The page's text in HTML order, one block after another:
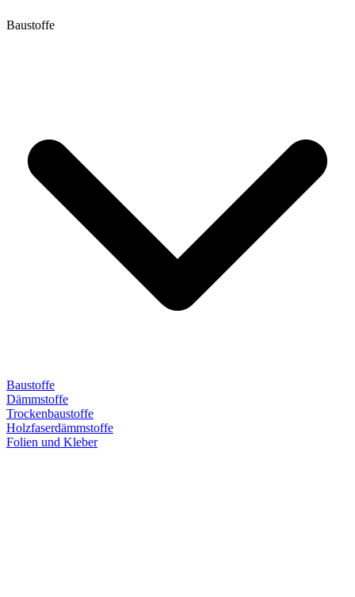
Baustoffe
Baustoffe
Dämmstoffe
Trockenbaustoffe
Holzfaserdämmstoffe
Folien und Kleber